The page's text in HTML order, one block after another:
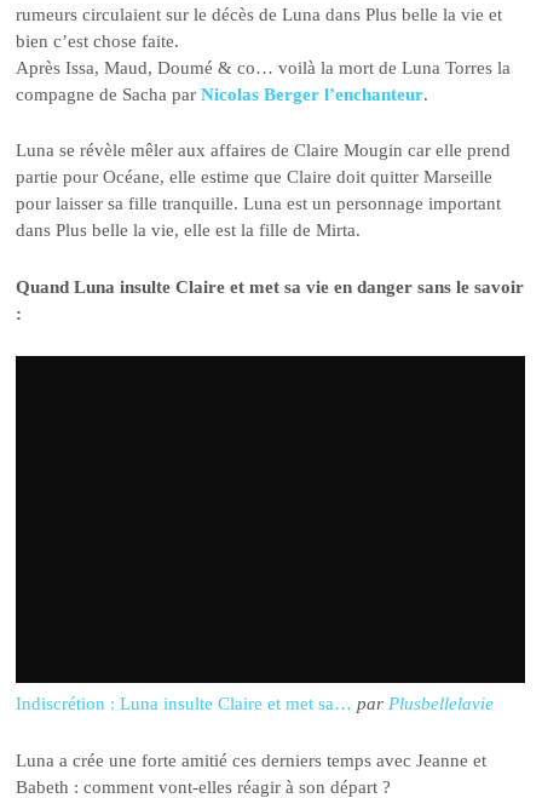
rumeurs circulaient sur le décès de Luna dans Plus belle la vie et
bien c’est chose faite.
Après Issa, Maud, Doumé & co… voilà la mort de Luna Torres la
compagne de Sacha parNicolas Berger l’enchanteur.
Luna se révèle mêler aux affaires de Claire Mougin car elle prend
partie pour Océane, elle estime que Claire doit quitter Marseille
pour laisser sa fille tranquille. Luna est un personnage important
dans Plus belle la vie, elle est la fille de Mirta.
Quand Luna insulte Claire et met sa vie en danger sans le savoir
:
Indiscrétion : Luna insulte Claire et met sa… parPlusbellelavie
Luna a crée une forte amitié ces derniers temps avec Jeanne et
Babeth : comment vont-elles réagir à son départ ?